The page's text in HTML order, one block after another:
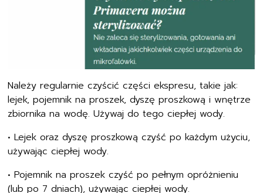
Należy regularnie czyścić części ekspresu, takie jak:
lejek, pojemnik na proszek, dyszę proszkową i wnętrze
zbiornika na wodę. Używaj do tego ciepłej wody.
•Lejek oraz dyszę proszkową czyść po każdym użyciu,
używając ciepłej wody.
•Pojemnik na proszek czyść po pełnym opróżnieniu
(lub po 7 dniach), używając ciepłej wody.